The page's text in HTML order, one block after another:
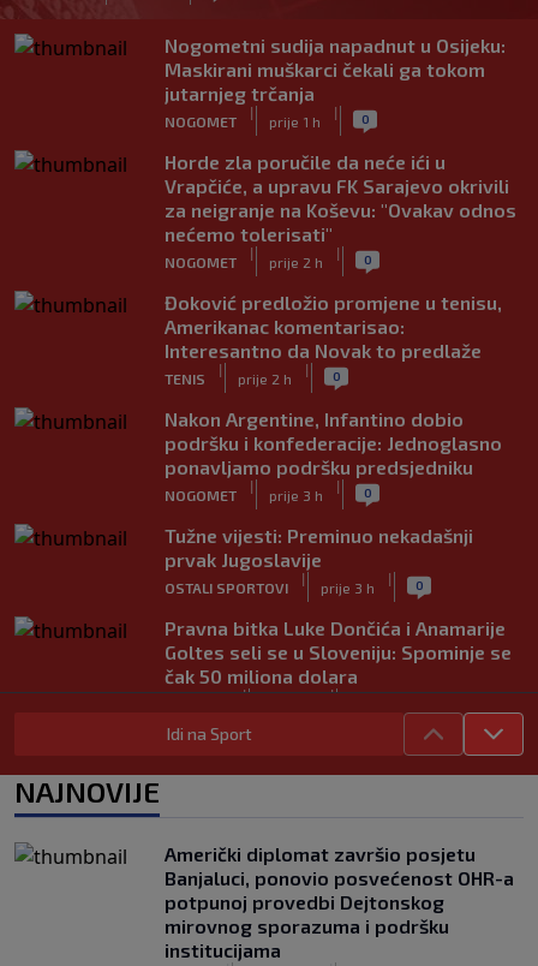
Nogometni sudija napadnut u Osijeku:
Maskirani muškarci čekali ga tokom
jutarnjeg trčanja
NOGOMET
|
prije 1 h
| 0
Horde zla poručile da neće ići u
Vrapčiće, a upravu FK Sarajevo okrivili
za neigranje na Koševu: "Ovakav odnos
nećemo tolerisati"
NOGOMET
|
prije 2 h
| 0
Đoković predložio promjene u tenisu,
Amerikanac komentarisao:
Interesantno da Novak to predlaže
TENIS
|
prije 2 h
| 0
Nakon Argentine, Infantino dobio
podršku i konfederacije: Jednoglasno
ponavljamo podršku predsjedniku
NOGOMET
|
prije 3 h
| 0
Tužne vijesti: Preminuo nekadašnji
prvak Jugoslavije
OSTALI SPORTOVI
|
prije 3 h
| 0
Pravna bitka Luke Dončića i Anamarije
Goltes seli se u Sloveniju: Spominje se
čak 50 miliona dolara
| |
Danas počinje nova sezona šampionata
Infantino u jeku brojnih kritika, dobio
javnu podršku jednog nogometnog
saveza, ali i jednu kritiku
NOGOMET
|
prije 4 h
| 0
Idi na Sport
NAJNOVIJE
Američki diplomat završio posjetu
Banjaluci, ponovio posvećenost OHR-a
potpunoj provedbi Dejtonskog
mirovnog sporazuma i podršku
institucijama